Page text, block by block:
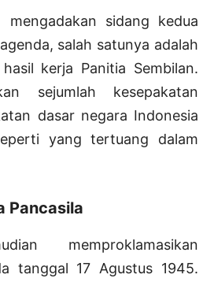
mengadakan sidang kedua
salah satunya adalah
kerja Panitia Sembilan.
sejumlah kesepakatan
dasar negara Indonesia
yang tertuang dalam
Pancasila
memproklamasikan
tanggal 17 Agustus 1945.